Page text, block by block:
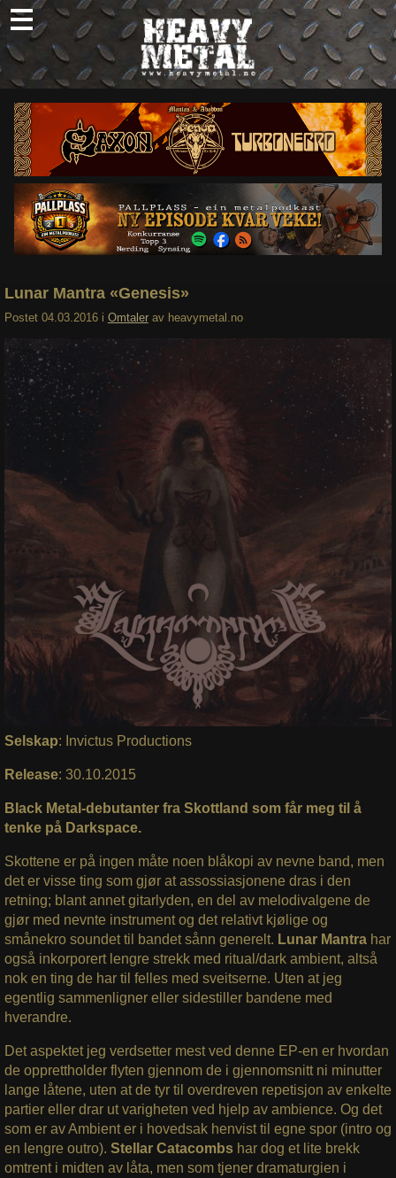
Skip
to
content
Nyheter
Omtaler
Intervjuer
Om oss
Abonner
Søk
Lunar Mantra «Genesis»
Postet 04.03.2016 i Omtaler av heavymetal.no
Selskap: Invictus Productions
Release: 30.10.2015
Black Metal-debutanter fra Skottland som får meg til å
tenke på Darkspace.
Skottene er på ingen måte noen blåkopi av nevne band, men
det er visse ting som gjør at assossiasjonene dras i den
retning; blant annet gitarlyden, en del av melodivalgene de
gjør med nevnte instrument og det relativt kjølige og
smånekro soundet til bandet sånn generelt. Lunar Mantra har
også inkorporert lengre strekk med ritual/dark ambient, altså
nok en ting de har til felles med sveitserne. Uten at jeg
egentlig sammenligner eller sidestiller bandene med
hverandre.
Det aspektet jeg verdsetter mest ved denne EP-en er hvordan
de opprettholder flyten gjennom de i gjennomsnitt ni minutter
lange låtene, uten at de tyr til overdreven repetisjon av enkelte
partier eller drar ut varigheten ved hjelp av ambience. Og det
som er av Ambient er i hovedsak henvist til egne spor (intro og
en lengre outro). Stellar Catacombshar dog et lite brekk
omtrent i midten av låta, men som tjener dramaturgien i